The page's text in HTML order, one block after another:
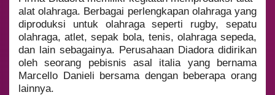
alat olahraga. Berbagai perlengkapan olahraga yang
diproduksi untuk olahraga seperti rugby, sepatu
olahraga, atlet, sepak bola, tenis, olahraga sepeda,
dan lain sebagainya. Perusahaan Diadora didirikan
oleh seorang pebisnis asal italia yang bernama
Marcello Danieli bersama dengan beberapa orang
lainnya.